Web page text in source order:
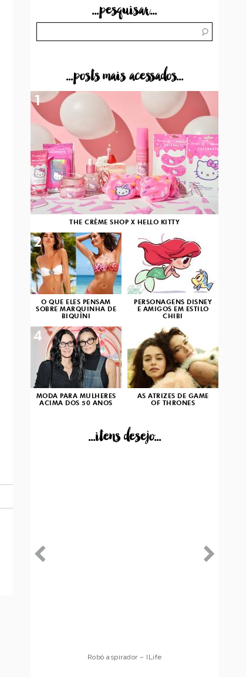
...pesquisar...
...posts mais acessados...
THE CRÈME SHOP X HELLO KITTY
1
O QUE ELES PENSAM
SOBRE MARQUINHA DE
BIQUÍNI
2
PERSONAGENS DISNEY
E AMIGOS EM ESTILO
CHIBI
3
MODA PARA MULHERES
ACIMA DOS 50 ANOS
4
AS ATRIZES DE GAME
OF THRONES
...itens desejo...
Robô aspirador – ILife